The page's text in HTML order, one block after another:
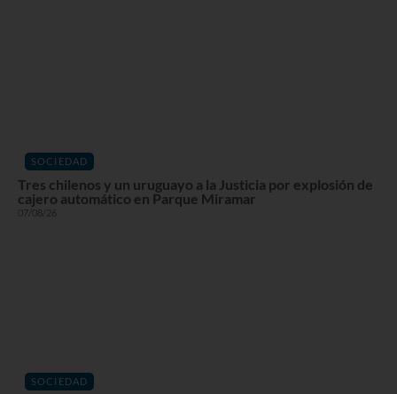
SOCIEDAD
Tres chilenos y un uruguayo a la Justicia por explosión de
cajero automático en Parque Miramar
07/08/26
SOCIEDAD